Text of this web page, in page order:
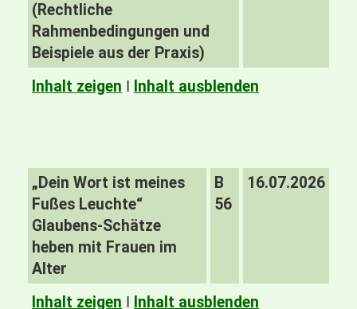
(Rechtliche
Rahmenbedingungen und
Beispiele aus der Praxis)
Inhalt zeigen I Inhalt ausblenden
„Dein Wort ist meines
Fußes Leuchte“
Glaubens-Schätze
heben mit Frauen im
Alter
B
56
16.07.2026
Inhalt zeigen I Inhalt ausblenden